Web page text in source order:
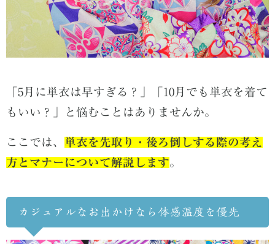
「5月に単衣は早すぎる？」「10月でも単衣を着て
もいい？」と悩むことはありませんか。
ここでは、 単衣を先取り・後ろ倒しする際の考え
方とマナーについて解説します。
カジュアルなお出かけなら体感温度を優先